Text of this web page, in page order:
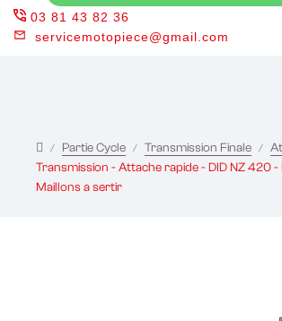
03 81 43 82 36
servicemotopiece@gmail.com
Partie Cycle Transmission Finale
Transmission - Attache rapide - DID NZ 420
Maillons a sertir